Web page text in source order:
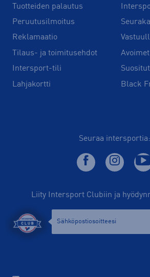
Tuotteiden palautus
Peruutusilmoitus
Reklamaatio
Tilaus- ja toimitusehdot
Intersport-tili
Lahjakortti
Black
Seuraa intersportia:
Liity Intersport Clubiin ja